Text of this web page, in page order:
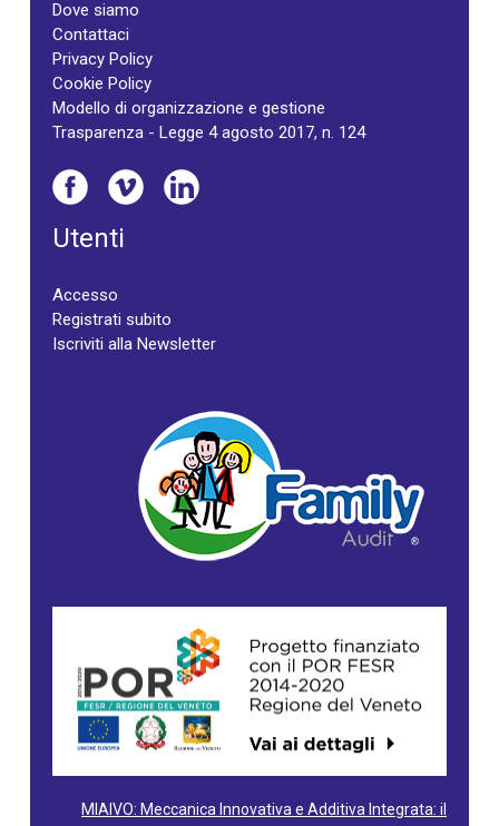
Dove siamo
Contattaci
Privacy Policy
Cookie Policy
Modello di organizzazione e gestione
Trasparenza - Legge 4 agosto 2017, n. 124
Utenti
Accesso
Registrati subito
Iscriviti alla Newsletter
MIAIVO: Meccanica Innovativa e Additiva Integrata: il